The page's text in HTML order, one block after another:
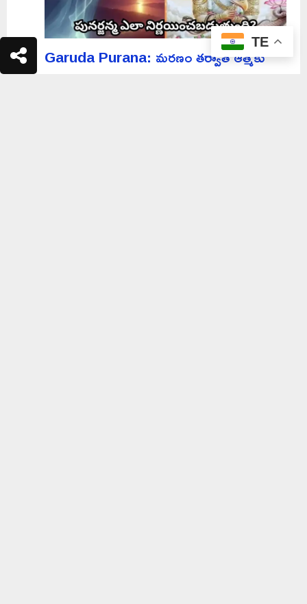
Garuda Purana: మరణం తర్వాత ఆత్మకు
TE